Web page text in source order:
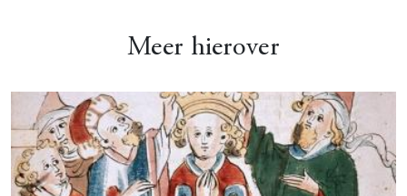
Meer hierover